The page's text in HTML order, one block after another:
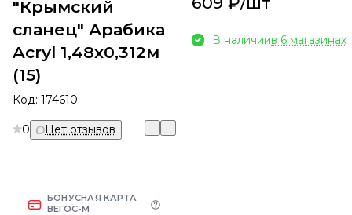
"Крымский
сланец" Арабика
Acryl 1,48х0,312м
(15)
Код: 174610
0 Нет отзывов
БОНУСНАЯ КАРТА
ВЕГОС-М
В наличиив 6 магазинах